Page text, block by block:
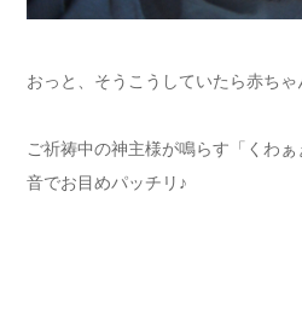
おっと、そうこうしていたら赤ち
ご祈祷中の神主様が鳴らす「くわ
音でお目めパッチリ♪